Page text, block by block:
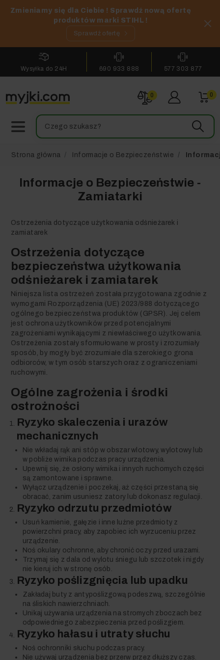
Zmieniamy się dla Ciebie ! Sprawdź nową ofertę
produktów marki STIHL !
Sprawdź ofertę
Wysyłka do 24H 690 933 888 577 303 877
0 0
Strona główna Informacje o Bezpieczeństwie
Informacje o Bezpieczeństwie -
Zamiatarki
Ostrzeżenia dotyczące użytkowania odśnieżarek i
zamiatarek
Ostrzeżenia dotyczące
bezpieczeństwa użytkowania
odśnieżarek i zamiatarek
Niniejsza lista ostrzeżeń została przygotowana zgodnie z
wymogami Rozporządzenia (UE) 2023/988 dotyczącego
ogólnego bezpieczeństwa produktów (GPSR). Jej celem
jest ochrona użytkowników przed potencjalnymi
zagrożeniami wynikającymi z niewłaściwego użytkowania.
Ostrzeżenia zostały sformułowane w prosty i zrozumiały
sposób, by mogły być zrozumiałe dla szerokiego grona
odbiorców, w tym osób starszych oraz z ograniczeniami
ruchowymi.
Ogólne zagrożenia i środki
ostrożności
Ryzyko skaleczenia i urazów
mechanicznych
Nie wkładaj rąk ani stóp w obszar wlotowy, wylotowy lub
w pobliże wirnika podczas pracy urządzenia.
Upewnij się, że osłony wirnika i innych ruchomych części
są zamontowane i sprawne.
Wyłącz urządzenie i poczekaj, aż części przestaną się
obracać, zanim usuniesz zatory lub dokonasz regulacji.
Ryzyko odrzutu przedmiotów
Usuń kamienie, gałęzie i inne luźne przedmioty z
powierzchni pracy, aby zapobiec ich wyrzuceniu przez
urządzenie.
Noś okulary ochronne, aby chronić oczy przed urazami.
Trzymaj się z dala od wylotu śniegu lub szczotek i nigdy
nie kieruj ich w stronę osób.
Ryzyko poślizgnięcia lub upadku
Zakładaj buty z antypoślizgową podeszwą, szczególnie
na śliskich nawierzchniach.
Unikaj używania urządzenia na stromych zboczach bez
odpowiedniego zabezpieczenia przed poślizgiem.
Ryzyko hałasu i utraty słuchu
Noś ochronniki słuchu podczas pracy.
Nie używaj urządzenia bez przerw przez dłuższy czas.